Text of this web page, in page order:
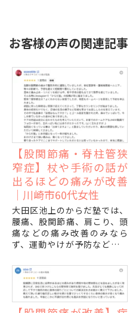
お客様の声の関連記事
【股関節痛・脊柱管狭
窄症】杖や手術の話が
出るほどの痛みが改善
｜川崎市60代女性
大田区池上のからだ塾では、
腰痛、股関節痛、肩こり、頭
痛などの痛み改善のみなら
ず、運動やけが予防などパフ
体、トレーニングの施術を行
っております。
「このまま歩けなくなって...